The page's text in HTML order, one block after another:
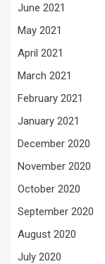
June 2021
May 2021
April 2021
March 2021
February 2021
January 2021
December 2020
November 2020
October 2020
September 2020
August 2020
July 2020